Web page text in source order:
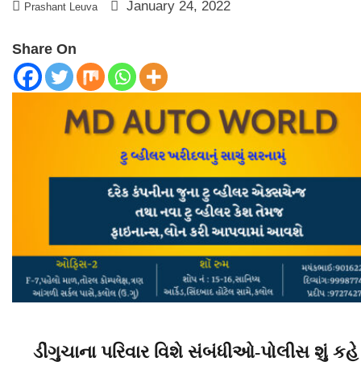
Prashant Leuva January 24, 2022
Share On
ડીંગુચાના પરિવાર વિશે સંબંધીઓ-પોલીસ શું